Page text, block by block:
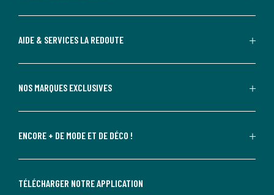
AIDE & SERVICES LA REDOUTE
NOS MARQUES EXCLUSIVES
ENCORE + DE MODE ET DE DÉCO !
TÉLÉCHARGER NOTRE APPLICATION